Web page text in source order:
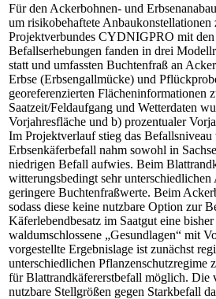
Für den Ackerbohnen- und
um risikobehaftete
Projektverbundes CYDNIGPRO mit
Befallserhebungen fanden in drei
statt und umfassten Buchtenfraß an
Erbse (Erbsengallmücke) und
georeferenzierten Flächeninformationen
Saatzeit/Feldaufgang und Wetterdaten
Vorjahresfläche und b) prozentualer
Im Projektverlauf stieg das
Erbsenkäferbefall nahm sowohl in
niedrigen Befall aufwies. Beim
witterungsbedingt sehr
geringere Buchtenfraßwerte. Beim
sodass diese keine nutzbare Option zur
Käferlebendbesatz im Saatgut eine
waldumschlossene „Gesundlagen“ mit
vorgestellte Ergebnislage ist zunächst
unterschiedlichen Pflanzenschutzregime
für Blattrandkäfererstbefall möglich. Die
nutzbare Stellgrößen gegen Starkbefall